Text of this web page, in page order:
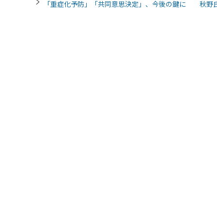
「重症化予防」「共同意思決定」、今後の鍵に 秋野